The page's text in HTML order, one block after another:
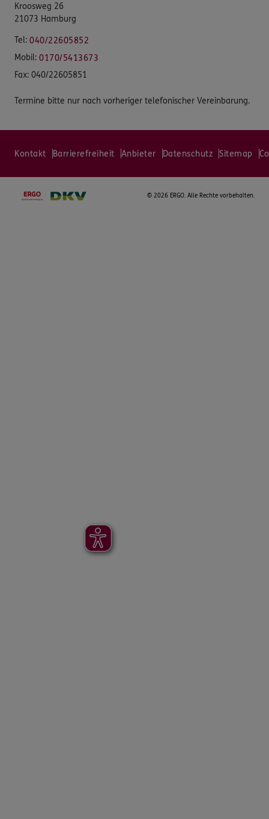
Kroosweg 26
21073 Hamburg
Tel: 040/22605852
Mobil: 0170/5413673
Fax: 040/22605851
Termine bitte nur nach vorheriger telefonischer Vereinbarung.
Kontakt Barrierefreiheit Anbieter Datenschutz Sitemap
© 2026 ERGO. Alle Rechte vorbehalten.